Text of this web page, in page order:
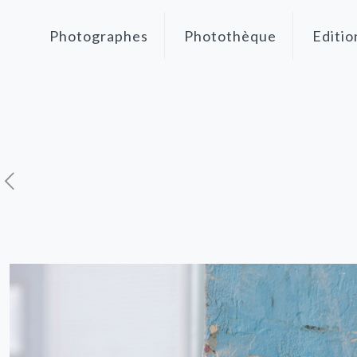
Photographes Photothèque